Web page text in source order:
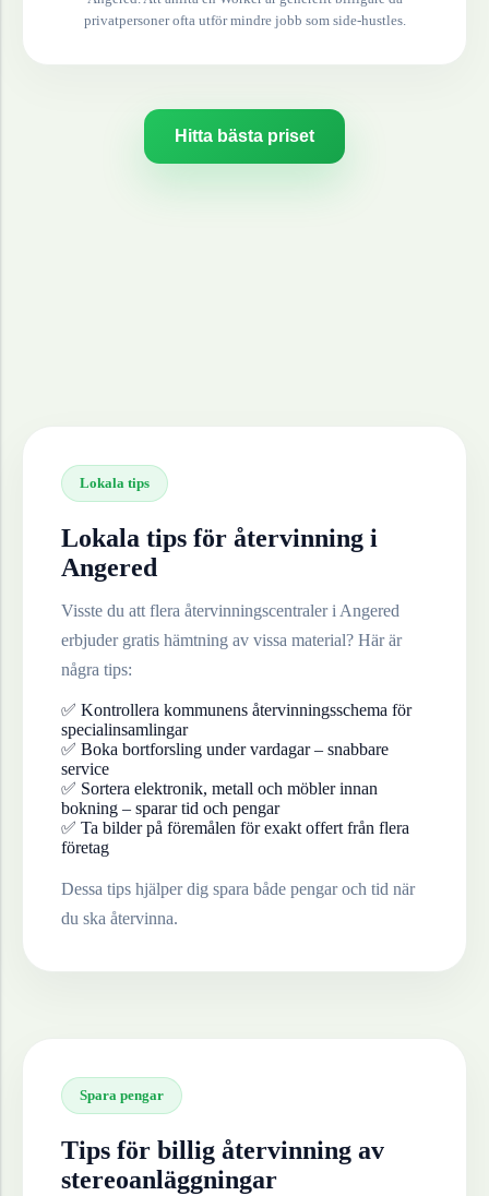
privatpersoner ofta utför mindre jobb som side-hustles.
Hitta bästa priset
Lokala tips
Lokala tips för återvinning i
Angered
Visste du att flera återvinningscentraler i Angered
erbjuder gratis hämtning av vissa material? Här är
några tips:
✅ Kontrollera kommunens återvinningsschema för
specialinsamlingar
✅ Boka bortforsling under vardagar – snabbare
service
✅ Sortera elektronik, metall och möbler innan
bokning – sparar tid och pengar
✅ Ta bilder på föremålen för exakt offert från flera
företag
Dessa tips hjälper dig spara både pengar och tid när
du ska återvinna.
Spara pengar
Tips för billig återvinning av
stereoanläggningar